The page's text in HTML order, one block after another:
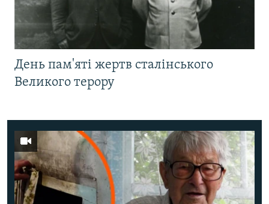
День пам'яті жертв сталінського
Великого терору